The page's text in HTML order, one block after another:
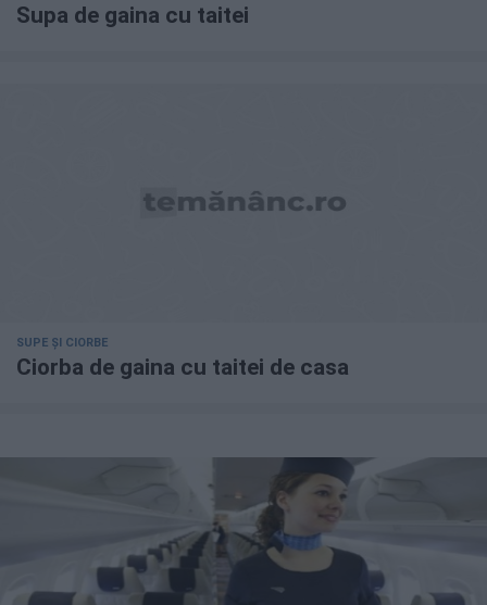
Supa de gaina cu taitei
SUPE ȘI CIORBE
Ciorba de gaina cu taitei de casa